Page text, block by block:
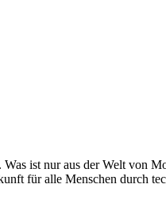
ist nur aus der Welt von
für alle Menschen durch